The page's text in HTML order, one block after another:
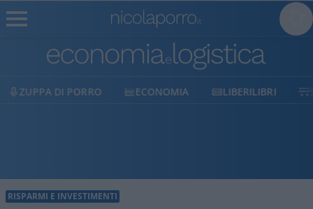
ECONOMIA LIBERILIBRI SHOP SOSTIENICI
RISPARMI E INVESTIMENTI